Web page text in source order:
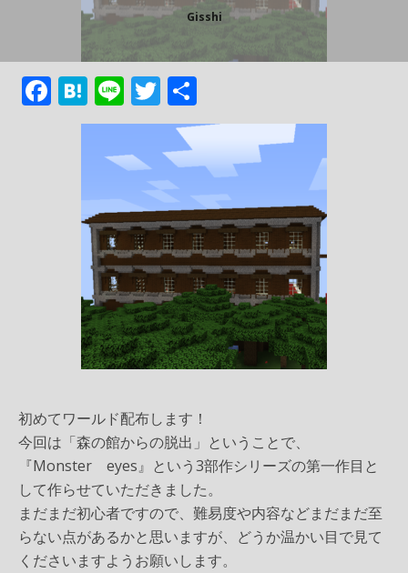
Gisshi
F H
at
a
Li
n
e
T
w
itt
er
有
初めてワールド配布します！
今回は「森の館からの脱出」ということで、
『Monster eyes』という3部作シリーズの第一作目と
して作らせていただきました。
まだまだ初心者ですので、難易度や内容などまだまだ至
らない点があるかと思いますが、どうか温かい目で見て
くださいますようお願いします。